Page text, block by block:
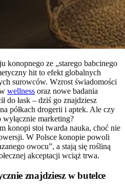
konopnego ze „starego babcinego
hit to efekt globalnych
surowców. Wzrost świadomości
wellness oraz nowe badania
do łask – dziś go znajdziesz
półkach drogerii i aptek. Ale czy
marketing?
konopi stoi twarda nauka, choć nie
W Polsce konopie powoli
owocu”, a stają się rośliną
akceptacji wciąż trwa.
znajdziesz w butelce